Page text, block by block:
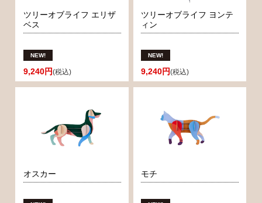
ツリーオブライフ エリザ
ベス
9,240円(税込)
ツリーオブライフ ヨンテ
ィン
9,240円(税込)
オスカー モチ